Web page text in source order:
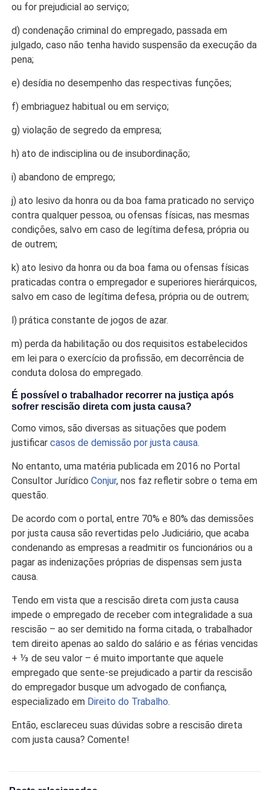
ou for prejudicial ao serviço;
d) condenação criminal do empregado, passada em
julgado, caso não tenha havido suspensão da execução da
pena;
e) desídia no desempenho das respectivas funções;
f) embriaguez habitual ou em serviço;
g) violação de segredo da empresa;
h) ato de indisciplina ou de insubordinação;
i) abandono de emprego;
j) ato lesivo da honra ou da boa fama praticado no serviço
contra qualquer pessoa, ou ofensas físicas, nas mesmas
condições, salvo em caso de legítima defesa, própria ou
de outrem;
k) ato lesivo da honra ou da boa fama ou ofensas físicas
praticadas contra o empregador e superiores hierárquicos,
salvo em caso de legítima defesa, própria ou de outrem;
l) prática constante de jogos de azar.
m) perda da habilitação ou dos requisitos estabelecidos
em lei para o exercício da profissão, em decorrência de
conduta dolosa do empregado.
É possível o trabalhador recorrer na justiça após
sofrer rescisão direta com justa causa?
Como vimos, são diversas as situações que podem
justificarcasos de demissão por justa causa.
No entanto, uma matéria publicada em 2016 no Portal
Consultor JurídicoConjur, nos faz refletir sobre o tema em
questão.
De acordo com o portal, entre 70% e 80% das demissões
por justa causa são revertidas pelo Judiciário, que acaba
condenando as empresas a readmitir os funcionários ou a
pagar as indenizações próprias de dispensas sem justa
causa.
Tendo em vista que a rescisão direta com justa causa
impede o empregado de receber com integralidade a sua
rescisão – ao ser demitido na forma citada, o trabalhador
tem direito apenas ao saldo do salário e as férias vencidas
+ ⅓ de seu valor – é muito importante que aquele
empregado que sente-se prejudicado a partir da rescisão
do empregador busque um advogado de confiança,
especializado em Direito do Trabalho.
Então, esclareceu suas dúvidas sobre a rescisão direta
com justa causa? Comente!